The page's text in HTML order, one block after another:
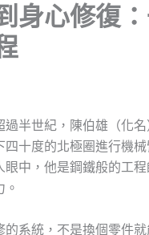
身心修復
半世紀，陳伯雄（化
十度的北極圈進行機
中，他是鋼鐵般的工
的系統，不是換個零件